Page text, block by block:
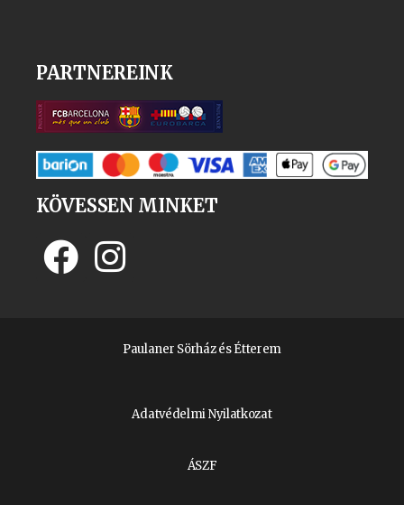
PARTNEREINK
KÖVESSEN MINKET
Paulaner Sörház és Étterem
Adatvédelmi Nyilatkozat
ÁSZF